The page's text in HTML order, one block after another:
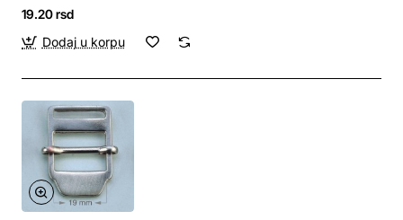
19.20 rsd
Dodaj u korpu